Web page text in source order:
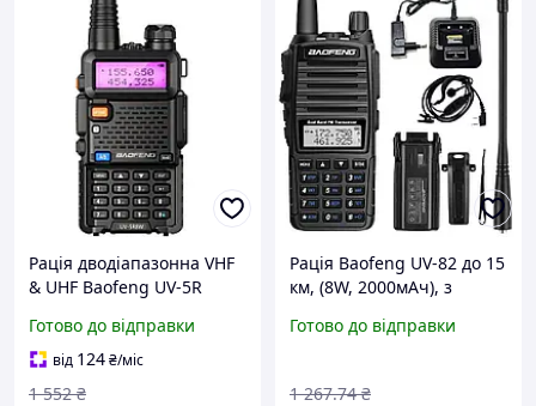
Рація дводіапазонна VHF
& UHF Baofeng UV-5R
Готово до відправки
від 124₴/міс
1 552 ₴
Рація Baofeng UV-82 до 15
км, (8W, 2000мАч), з
цифрова радіостанція для
Готово до відправки
1 267.74 ₴